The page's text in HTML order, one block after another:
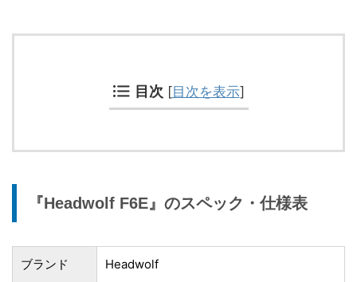
目次 [目次を表示]
『Headwolf F6E』のスペック・仕様表
ブランド Headwolf